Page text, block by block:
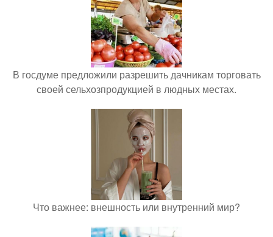
В госдуме предложили разрешить дачникам торговать
своей сельхозпродукцией в людных местах.
Что важнее: внешность или внутренний мир?